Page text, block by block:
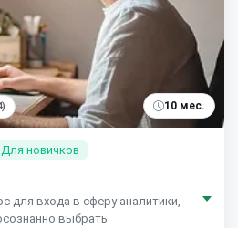
10 мес.
Для новичков
для входа в сферу аналитики,
выбрать